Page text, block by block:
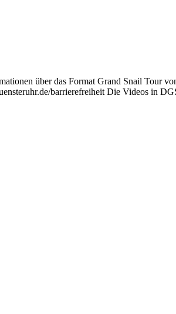
über das Format Grand Snail Tour
barrierefreiheit Die Videos in